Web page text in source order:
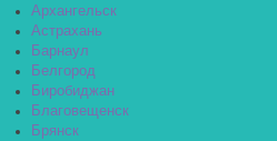
Архангельск
Астрахань
Барнаул
Белгород
Биробиджан
Благовещенск
Брянск